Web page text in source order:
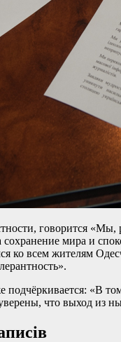
говорится
сохранение мира и
ко всем жителям
«В
что выход из